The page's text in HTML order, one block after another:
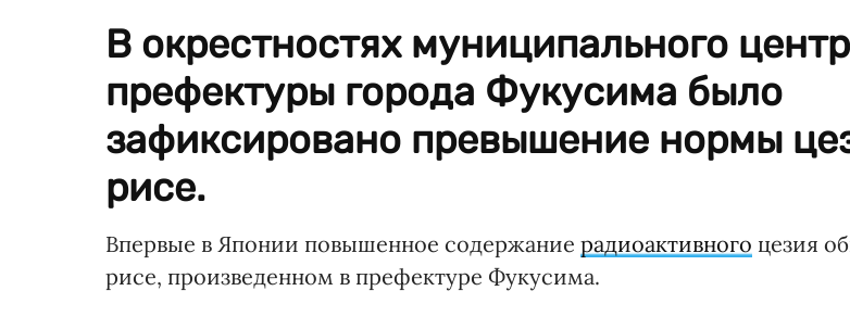
В окрестностях муниципального
префектуры города Фукусима было
зафиксировано превышение нормы
рисе.
Впервые в Японии повышенное содержание радиоактивного цезия
рисе, произведенном в префектуре Фукусима.